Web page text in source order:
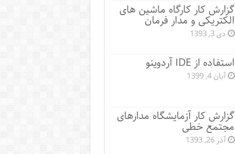
گزارش کار کارگاه ماشین های
الکتریکی و مدار فرمان
دی 3, 1393
استفاده از IDE آردوینو
آبان 4, 1399
گزارش کار آزمایشگاه مدارهای
مجتمع خطی
آذر 26, 1393